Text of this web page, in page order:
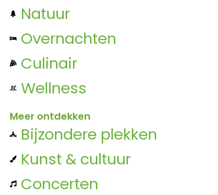
Natuur
Overnachten
Culinair
Wellness
Meer ontdekken
Bijzondere plekken
Kunst & cultuur
Concerten